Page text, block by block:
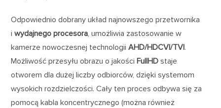
Odpowiednio dobrany układ najnowszego przetwornika
iwydajnego procesora, umożliwia zastosowanie w
kamerze nowoczesnej technologiiAHD/HDCVI/TVI.
Możliwość przesyłu obrazu o jakościFullHD staje
otworem dla dużej liczby odbiorców, dzięki systemom
wysokich rozdzielczości. Cały ten proces odbywa się za
pomocą kabla koncentrycznego (można również